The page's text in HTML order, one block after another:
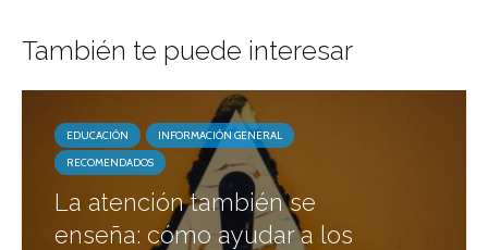
También te puede interesar
EDUCACIÓN
INFORMACIÓN GENERAL
RECOMENDADOS
La atención también se
enseña: cómo ayudar a los